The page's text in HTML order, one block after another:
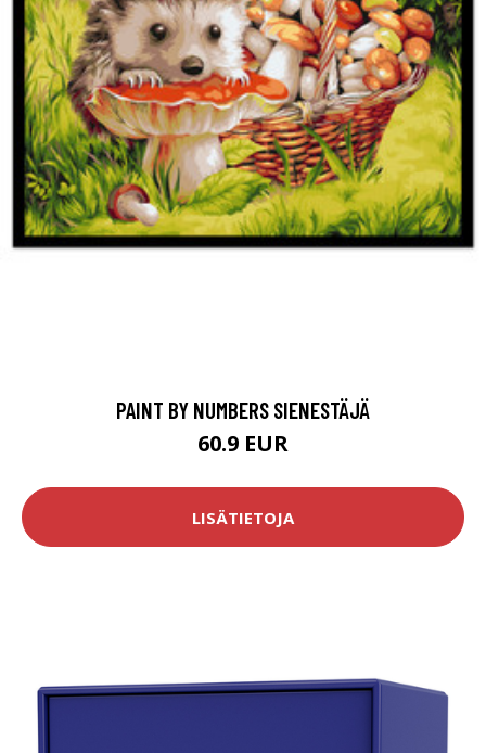
PAINT BY NUMBERS SIENESTÄJÄ
60.9 EUR
LISÄTIETOJA